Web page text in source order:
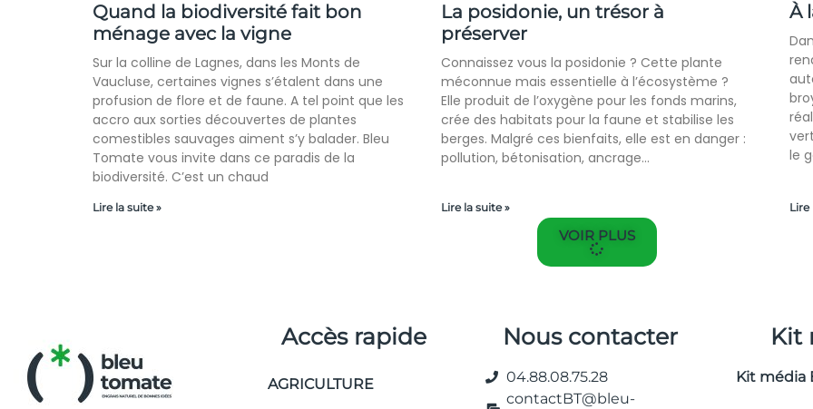
Quand la biodiversité fait bon
ménage avec la vigne
Sur la colline de Lagnes, dans les Monts de
Vaucluse, certaines vignes s’étalent dans une
profusion de flore et de faune. A tel point que les
accro aux sorties découvertes de plantes
comestibles sauvages aiment s’y balader. Bleu
Tomate vous invite dans ce paradis de la
biodiversité. C’est un chaud
Lire la suite »
La posidonie, un trésor à
préserver
Connaissez vous la posidonie ? Cette plante
méconnue mais essentielle à l’écosystème ?
Elle produit de l’oxygène pour les fonds marins,
crée des habitats pour la faune et stabilise les
berges. Malgré ces bienfaits, elle est en danger :
pollution, bétonisation, ancrage…
Lire la suite »
À
le
Lire
VOIR PLUS
Accès rapide
AGRICULTURE
Nous contacter
04.88.08.75.28
contactBT@bleu-
Kit
Kit média